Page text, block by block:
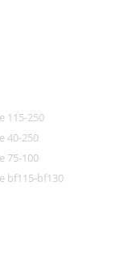
115-250
40-250
75-100
bf115-bf130